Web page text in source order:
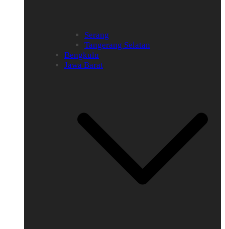
Serang
Tangerang Selatan
Bengkulu
Jawa Barat